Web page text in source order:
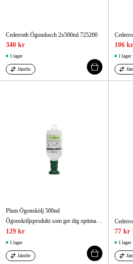
Cederroth Ögondusch 2x500ml 725200
340 kr
I lager
Jämför
106 kr
I lager
Plum Ögonskölj 500ml
Ögonsköljsprodukt som ger dig optimal hjälp när du har fått in smuts, damm eller andra främmande ämnen i ögat.
129 kr
I lager
Jämför
77 kr
I lager